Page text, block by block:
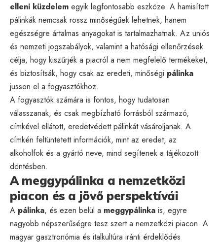
elleni küzdelem egyik legfontosabb eszköze. A hamisított
pálinkák nemcsak rossz minőségűek lehetnek, hanem
egészségre ártalmas anyagokat is tartalmazhatnak. Az uniós
és nemzeti jogszabályok, valamint a hatósági ellenőrzések
célja, hogy kiszűrjék a piacról a nem megfelelő termékeket,
és biztosítsák, hogy csak az eredeti, minőségi pálinka
jusson el a fogyasztókhoz.
A fogyasztók számára is fontos, hogy tudatosan
válasszanak, és csak megbízható forrásból származó,
címkével ellátott, eredetvédett pálinkát vásároljanak. A
címkén feltüntetett információk, mint az eredet, az
alkoholfok és a gyártó neve, mind segítenek a tájékozott
döntésben.
A meggypálinka a nemzetközi
piacon és a jövő perspektívái
A pálinka, és ezen belül a meggypálinka is, egyre
nagyobb népszerűségre tesz szert a nemzetközi piacon. A
magyar gasztronómia és italkultúra iránti érdeklődés